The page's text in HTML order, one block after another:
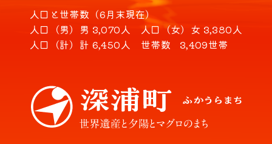
人口と世帯数（6月末現在）
人口（男） 男 3,070人 人口（女） 女 3,380人
人口（計） 計 6,450人 世帯数 3,409世帯